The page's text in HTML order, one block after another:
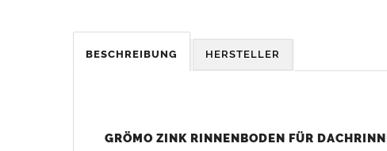
Vorteile:
Das Rinnenendstück ist rechts und links verwendbar
Geringe Lagerhaltungskosten, da rechts und links
BESCHREIBUNG HERSTELLER
GRÖMO ZINK RINNENBODEN FÜR